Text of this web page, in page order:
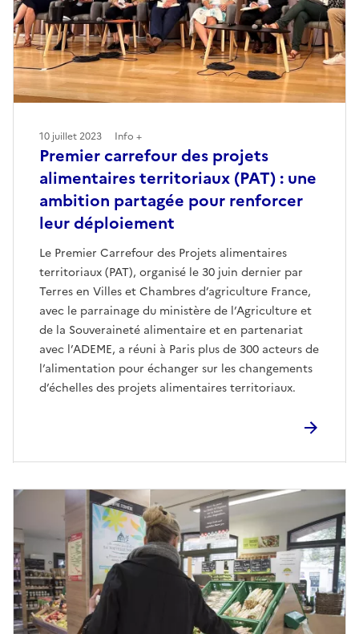
Premier carrefour des projets
alimentaires territoriaux (PAT) : une
ambition partagée pour renforcer
leur déploiement
Le Premier Carrefour des Projets alimentaires
territoriaux (PAT), organisé le 30 juin dernier par
Terres en Villes et Chambres d’agriculture France,
avec le parrainage du ministère de l’Agriculture et
de la Souveraineté alimentaire et en partenariat
avec l’ADEME, a réuni à Paris plus de 300 acteurs de
l’alimentation pour échanger sur les changements
d’échelles des projets alimentaires territoriaux.
10 juillet 2023 Info +